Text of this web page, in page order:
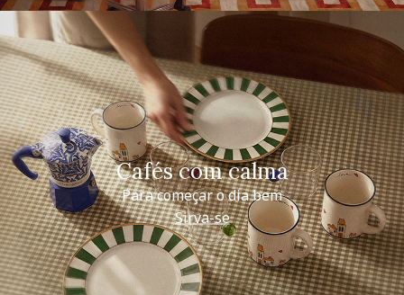
Cafés com calma
Para começar o dia bem
Sirva-se